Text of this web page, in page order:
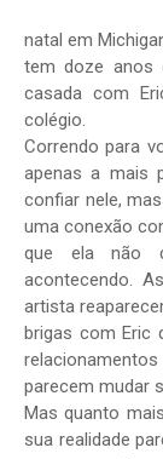
natal em
tem doze anos
casada com
colégio.
Correndo para
apenas a mais
confiar nele,
uma conexão
que ela não
acontecendo.
artista
brigas com Eric
parecem mudar
Mas quanto
sua realidade